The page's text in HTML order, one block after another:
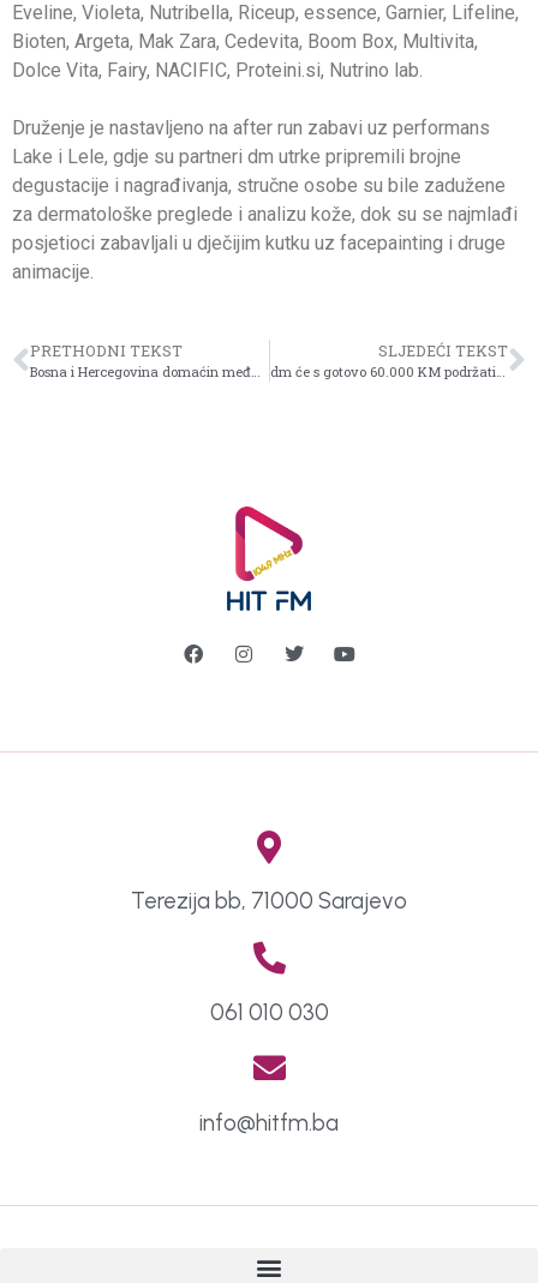
Eveline, Violeta, Nutribella, Riceup, essence, Garnier, Lifeline,
Bioten, Argeta, Mak Zara, Cedevita, Boom Box, Multivita,
Dolce Vita, Fairy, NACIFIC, Proteini.si, Nutrino lab.
Druženje je nastavljeno na after run zabavi uz performans
Lake i Lele, gdje su partneri dm utrke pripremili brojne
degustacije i nagrađivanja, stručne osobe su bile zadužene
za dermatološke preglede i analizu kože, dok su se najmlađi
posjetioci zabavljali u dječijim kutku uz facepainting i druge
animacije.
PRETHODNI TEKST
Bosna i Hercegovina domaćin međunarodne konferencije “Žene, mir i sigurnost”
SLJEDEĆI TEKST
dm će s gotovo 60.000 KM podržati 10 ekoloških projekata
Terezija bb, 71000 Sarajevo
061 010 030
info@hitfm.ba